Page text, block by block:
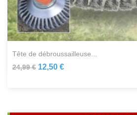
tête de débroussailleuse...
24,99 € 12,50 €